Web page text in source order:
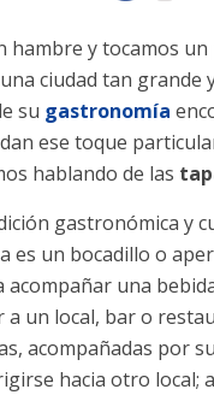
hambre y tocamos
ciudad tan grande
su gastronomía
ese toque
hablando de las
gastronómica y
es un bocadillo o
una
a un local, bar o
acompañadas por
hacia otro local;